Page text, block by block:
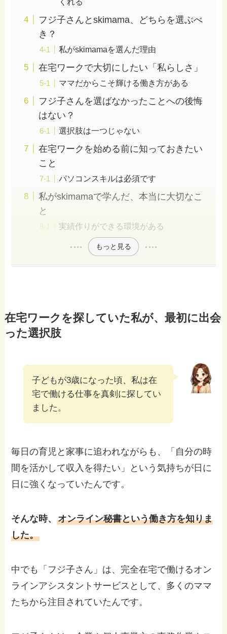
フジ子さんとskimama、どちらを選ぶべ
き？
私がskimamaを選んだ理由
在宅ワークで大切にしたい「私らしさ」
ママだからこそ輝ける働き方がある
フジ子さんを選ばなかったことへの後悔
はない？
選択肢は一つじゃない
在宅ワークを始める前に知っておきたい
こと
パソコンスキルは必須です
私がskimamaで学んだ、本当に大切なこ
と
実績作りができる環境がある
もっと見る
在宅ワークを探していた私が、最初に出会
った選択肢
子どもが3歳になった頃、私は在
宅で働ける仕事を真剣に探してい
ました。
毎日の育児と家事に追われながらも、「自分の時
間を活かして収入を得たい」という気持ちが日に
日に強くなっていたんです。
そんな時、オンライン秘書という働き方を知りま
した。
中でも「フジ子さん」は、完全在宅で働けるオン
ラインアシスタントサービスとして、多くのママ
たちから注目されていたんです。